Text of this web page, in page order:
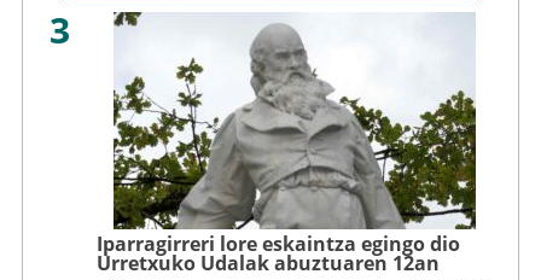
3
Iparragirreri lore eskaintza egingo dio
Urretxuko Udalak abuztuaren 12an